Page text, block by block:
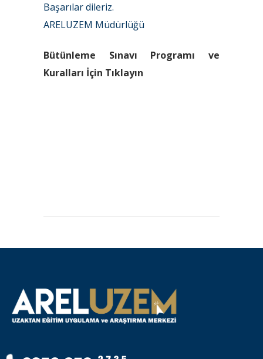
Başarılar dileriz.
ARELUZEM Müdürlüğü
Bütünleme Sınavı Programı ve
Kuralları İçin Tıklayın